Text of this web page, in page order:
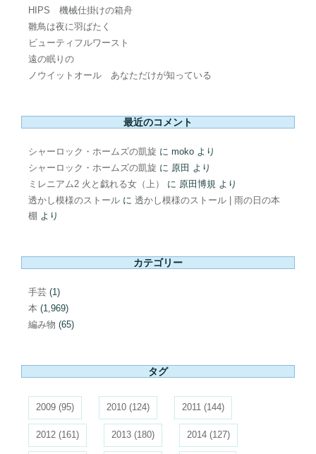
HIPS 機械仕掛けの箱舟
雛鳥は夜に羽ばたく
ビューティフルワースト
遠の眠りの
ノウイットオール あなただけが知っている
最近のコメント
シャーロック・ホームズの凱旋 に moko より
シャーロック・ホームズの凱旋 に 原田 より
ミレニアム2 火と戯れる女（上）
に 原田博規 より
透かし模様のストール に 透かし模様のストール | 雨の日の本
棚 より
カテゴリー
手芸 (1)
本 (1,969)
編み物 (65)
タグ
2009 (95) 2010 (124) 2011 (144)
2012 (161) 2013 (180) 2014 (127)